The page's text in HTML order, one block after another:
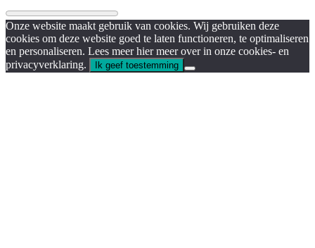
Onze website maakt gebruik van cookies. Wij gebruiken deze
cookies om deze website goed te laten functioneren, te optimaliseren
en personaliseren. Lees meer hier meer over in onze cookies- en
privacyverklaring.
Ik geef toestemming